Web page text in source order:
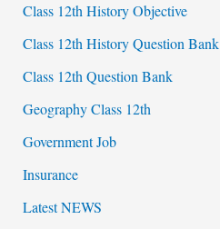
Class 12th History Objective
Class 12th History Question Bank
Class 12th Question Bank
Geography Class 12th
Government Job
Insurance
Latest NEWS